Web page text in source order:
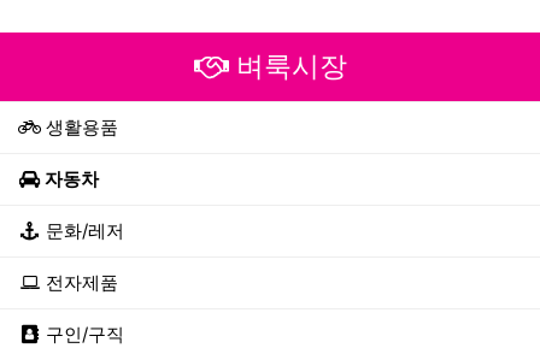
벼룩시장
생활용품
자동차
문화/레저
전자제품
구인/구직